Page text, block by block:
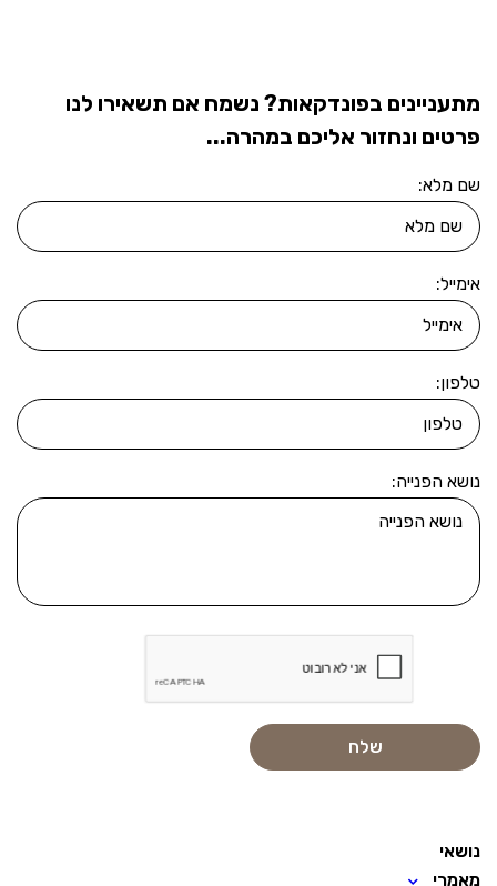
מתעניינים בפונדקאות? נשמח אם תשאירו לנו
פרטים ונחזור אליכם במהרה...
שם מלא:
אימייל:
טלפון:
נושא הפנייה:
נושאי
מאמרי